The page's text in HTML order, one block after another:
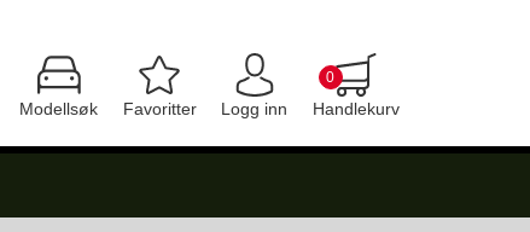
Modellsøk Favoritter Logg inn Handlekurv
0